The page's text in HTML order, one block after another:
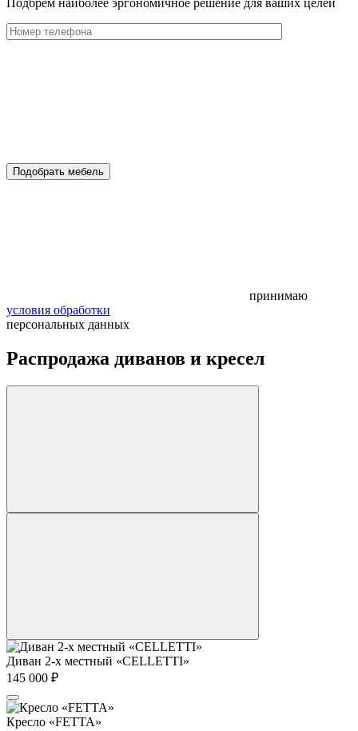
Подбрем наиболее эргономичное решение для ваших целей
Подобрать мебель
принимаю
условия обработки
персональных данных
Распродажа диванов и кресел
Диван 2-х местный «CELLETTI»
145 000 ₽
Кресло «FETTA»